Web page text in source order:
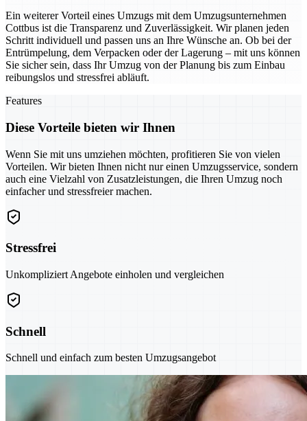
Ein weiterer Vorteil eines Umzugs mit dem Umzugsunternehmen
Cottbus ist die Transparenz und Zuverlässigkeit. Wir planen jeden
Schritt individuell und passen uns an Ihre Wünsche an. Ob bei der
Entrümpelung, dem Verpacken oder der Lagerung – mit uns können
Sie sicher sein, dass Ihr Umzug von der Planung bis zum Einbau
reibungslos und stressfrei abläuft.
Features
Diese Vorteile bieten wir Ihnen
Wenn Sie mit uns umziehen möchten, profitieren Sie von vielen
Vorteilen. Wir bieten Ihnen nicht nur einen Umzugsservice, sondern
auch eine Vielzahl von Zusatzleistungen, die Ihren Umzug noch
einfacher und stressfreier machen.
Stressfrei
Unkompliziert Angebote einholen und vergleichen
Schnell
Schnell und einfach zum besten Umzugsangebot